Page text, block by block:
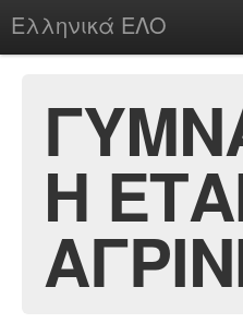
Ελληνικά ΕΛΟ
chesstu.be @ discord
LoginΗ